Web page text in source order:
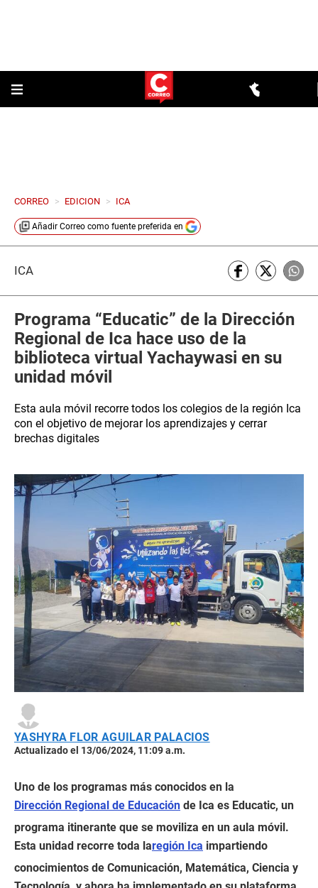
CORREO > EDICION > ICA
Añadir Correo como fuente preferida en
ICA
Programa “Educatic” de la Dirección
Regional de Ica hace uso de la
biblioteca virtual Yachaywasi en su
unidad móvil
Esta aula móvil recorre todos los colegios de la región Ica
con el objetivo de mejorar los aprendizajes y cerrar
brechas digitales
YASHYRA FLOR AGUILAR PALACIOS
Actualizado el 13/06/2024, 11:09 a.m.
Uno de los programas más conocidos en la
Dirección Regional de Educación de Ica es Educatic, un
programa itinerante que se moviliza en un aula móvil.
Esta unidad recorre toda laregión Ica impartiendo
conocimientos de Comunicación, Matemática, Ciencia y